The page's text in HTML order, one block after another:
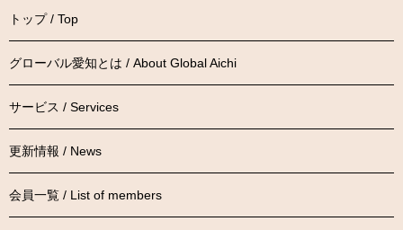
トップ / Top
グローバル愛知とは / About Global Aichi
サービス / Services
更新情報 / News
会員一覧 / List of members